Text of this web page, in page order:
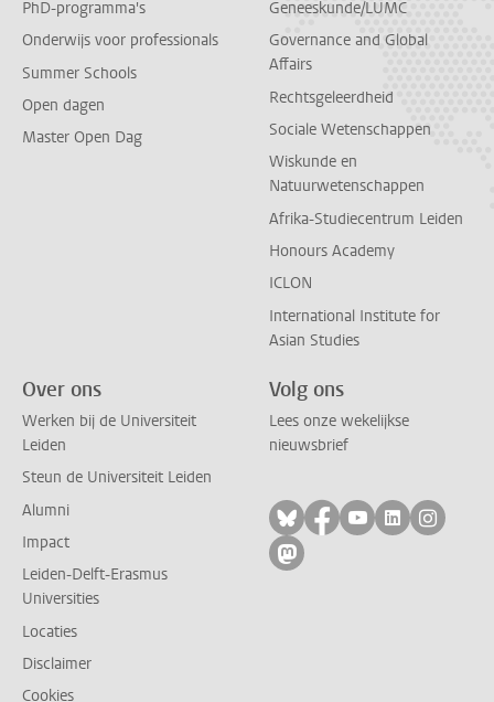
PhD-programma's
Onderwijs voor professionals
Summer Schools
Open dagen
Master Open Dag
Geneeskunde/LUMC
Governance and Global
Affairs
Rechtsgeleerdheid
Sociale Wetenschappen
Wiskunde en
Natuurwetenschappen
Afrika-Studiecentrum Leiden
Honours Academy
ICLON
International Institute for
Asian Studies
Over ons
Werken bij de Universiteit
Leiden
Steun de Universiteit Leiden
Alumni
Impact
Leiden-Delft-Erasmus
Universities
Locaties
Disclaimer
Cookies
Volg ons
Lees onze wekelijkse
nieuwsbrief
Volg ons op bluesky
Volg ons op
Volg ons op
Volg ons
Volg
Volg ons op mastodon